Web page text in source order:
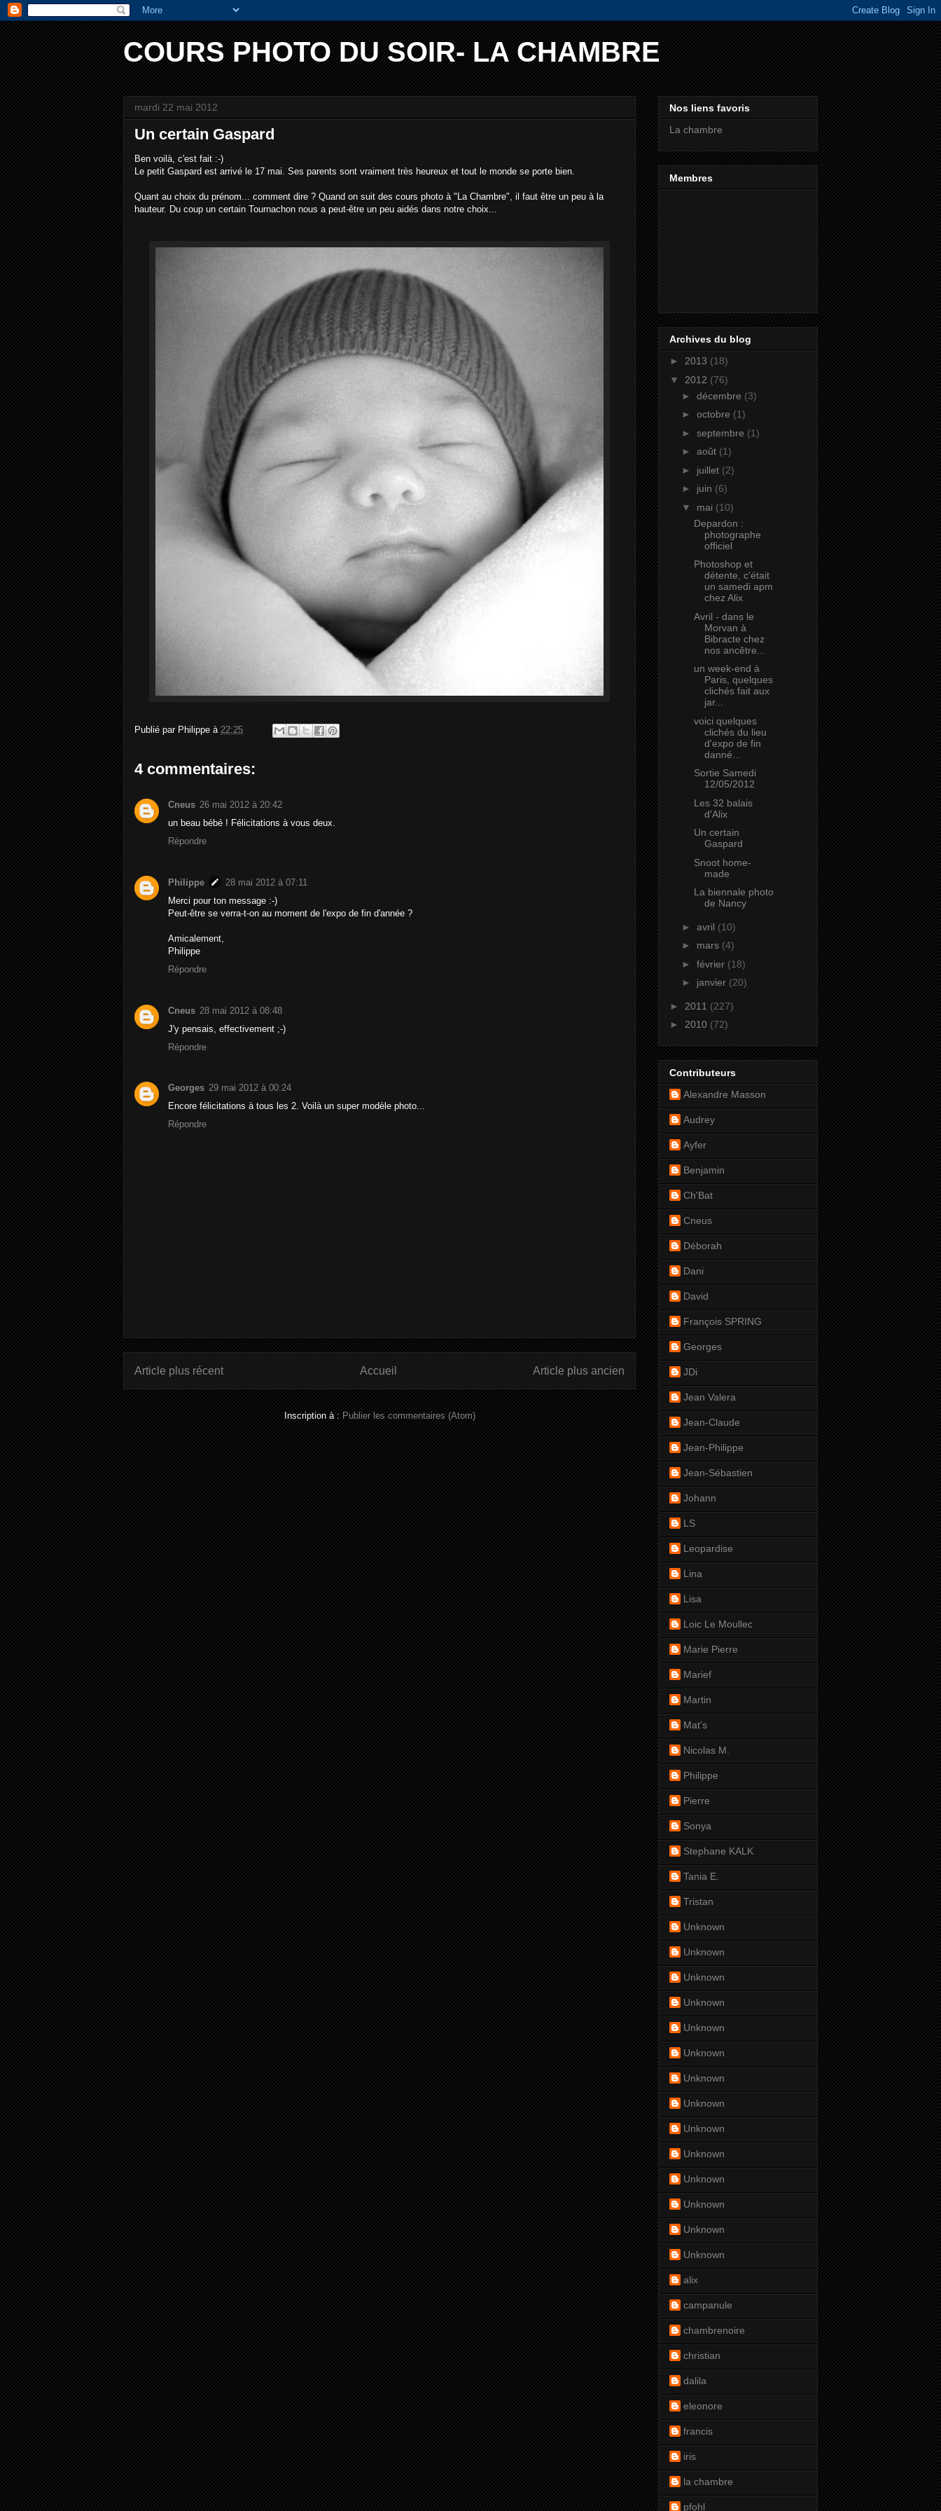
COURS PHOTO DU SOIR- LA CHAMBRE
mardi 22 mai 2012
Un certain Gaspard
Ben voilà, c'est fait :-)
Le petit Gaspard est arrivé le 17 mai. Ses parents sont vraiment très heureux et tout le monde se porte bien.
Quant au choix du prénom... comment dire ? Quand on suit des cours photo à "La Chambre", il faut être un peu à la
hauteur. Du coup un certain Tournachon nous a peut-être un peu aidés dans notre choix...
Publié par Philippe à 22:25
4 commentaires:
Cneus 26 mai 2012 à 20:42
un beau bébé ! Félicitations à vous deux.
Répondre
Philippe
28 mai 2012 à 07:11
Merci pour ton message :-)
Peut-être se verra-t-on au moment de l'expo de fin d'année ?
Amicalement,
Philippe
Répondre
Cneus 28 mai 2012 à 08:48
J'y pensais, effectivement ;-)
Répondre
Georges 29 mai 2012 à 00:24
Encore félicitations à tous les 2. Voilà un super modèle photo...
Répondre
Article plus récent Article plus ancien
Accueil
Inscription à :Publier les commentaires (Atom)
Nos liens favoris
La chambre
Membres
Archives du blog
► 2013 (18)
▼ 2012 (76)
► décembre (3)
► octobre (1)
► septembre (1)
► août (1)
► juillet (2)
► juin (6)
▼ mai (10)
Depardon :
photographe
officiel
Photoshop et
détente, c'était
un samedi apm
chez Alix
Avril - dans le
Morvan à
Bibracte chez
nos ancêtre...
un week-end à
Paris, quelques
clichés fait aux
jar...
voici quelques
clichés du lieu
d'expo de fin
danné...
Sortie Samedi
12/05/2012
Les 32 balais
d'Alix
Un certain
Gaspard
Snoot home-
made
La biennale photo
de Nancy
► avril (10)
► mars (4)
► février (18)
► janvier (20)
► 2011 (227)
► 2010 (72)
Contributeurs
Alexandre Masson
Audrey
Ayfer
Benjamin
Ch'Bat
Cneus
Déborah
Dani
David
François SPRING
Georges
JDi
Jean Valera
Jean-Claude
Jean-Philippe
Jean-Sébastien
Johann
LS
Leopardise
Lina
Lisa
Loic Le Moullec
Marie Pierre
Marief
Martin
Mat's
Nicolas M.
Philippe
Pierre
Sonya
Stephane KALK
Tania E.
Tristan
Unknown
Unknown
Unknown
Unknown
Unknown
Unknown
Unknown
Unknown
Unknown
Unknown
Unknown
Unknown
Unknown
Unknown
alix
campanule
chambrenoire
christian
dalila
eleonore
francis
iris
la chambre
pfohl